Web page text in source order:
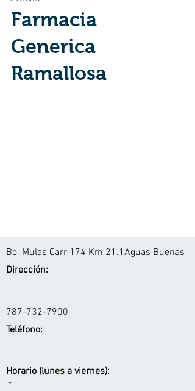
Farmacia
Generica
Ramallosa
Bo. Mulas Carr 174 Km 21.1Aguas Buenas
Dirección:
787-732-7900
Teléfono:
Horario (lunes a viernes):
'-